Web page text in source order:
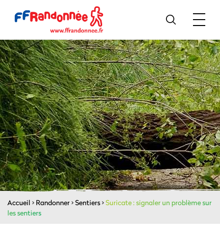
Accueil > Randonner>Sentiers>Suricate : signaler un problème sur
les sentiers